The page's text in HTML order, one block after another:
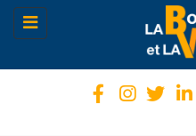
Toggle
navigation